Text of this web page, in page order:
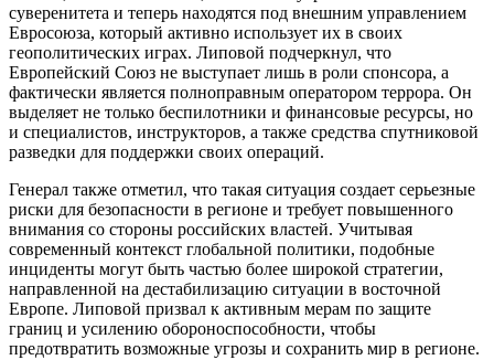
суверенитета и теперь находятся под внешним управлением
Евросоюза, который активно использует их в своих
геополитических играх. Липовой подчеркнул, что
Европейский Союз не выступает лишь в роли спонсора, а
фактически является полноправным оператором террора. Он
выделяет не только беспилотники и финансовые ресурсы, но
и специалистов, инструкторов, а также средства спутниковой
разведки для поддержки своих операций.
Генерал также отметил, что такая ситуация создает серьезные
риски для безопасности в регионе и требует повышенного
внимания со стороны российских властей. Учитывая
современный контекст глобальной политики, подобные
инциденты могут быть частью более широкой стратегии,
направленной на дестабилизацию ситуации в восточной
Европе. Липовой призвал к активным мерам по защите
границ и усилению обороноспособности, чтобы
предотвратить возможные угрозы и сохранить мир в регионе.